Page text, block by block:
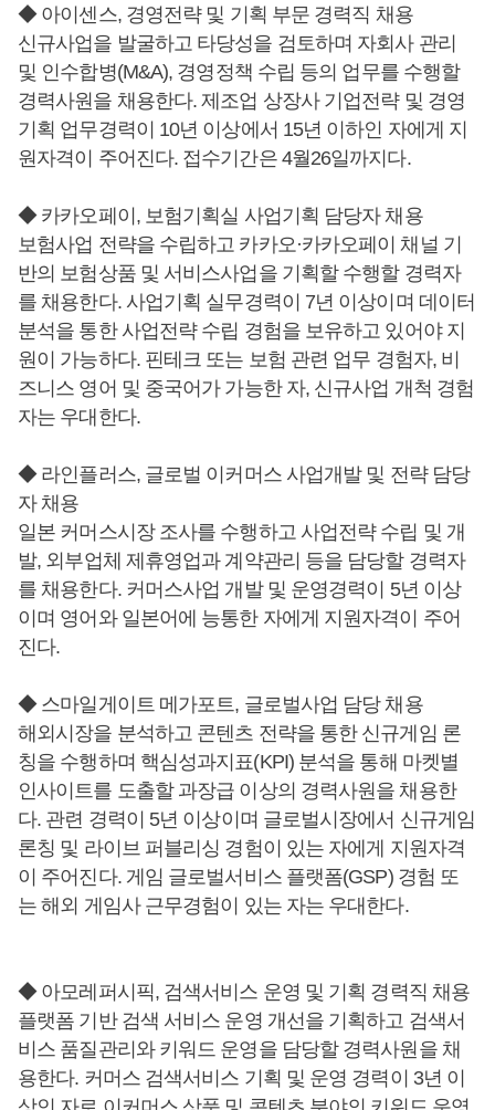
◆ 아이센스, 경영전략 및 기획 부문 경력직 채용
신규사업을 발굴하고 타당성을 검토하며 자회사 관리
및 인수합병(M&A), 경영정책 수립 등의 업무를 수행할
경력사원을 채용한다. 제조업 상장사 기업전략 및 경영
기획 업무경력이 10년 이상에서 15년 이하인 자에게 지
원자격이 주어진다. 접수기간은 4월26일까지다.
◆ 카카오페이, 보험기획실 사업기획 담당자 채용
보험사업 전략을 수립하고 카카오·카카오페이 채널 기
반의 보험상품 및 서비스사업을 기획할 수행할 경력자
를 채용한다. 사업기획 실무경력이 7년 이상이며 데이터
분석을 통한 사업전략 수립 경험을 보유하고 있어야 지
원이 가능하다. 핀테크 또는 보험 관련 업무 경험자, 비
즈니스 영어 및 중국어가 가능한 자, 신규사업 개척 경험
자는 우대한다.
◆ 라인플러스, 글로벌 이커머스 사업개발 및 전략 담당
자 채용
일본 커머스시장 조사를 수행하고 사업전략 수립 및 개
발, 외부업체 제휴영업과 계약관리 등을 담당할 경력자
를 채용한다. 커머스사업 개발 및 운영경력이 5년 이상
이며 영어와 일본어에 능통한 자에게 지원자격이 주어
진다.
◆ 스마일게이트 메가포트, 글로벌사업 담당 채용
해외시장을 분석하고 콘텐츠 전략을 통한 신규게임 론
칭을 수행하며 핵심성과지표(KPI) 분석을 통해 마켓별
인사이트를 도출할 과장급 이상의 경력사원을 채용한
다. 관련 경력이 5년 이상이며 글로벌시장에서 신규게임
론칭 및 라이브 퍼블리싱 경험이 있는 자에게 지원자격
이 주어진다. 게임 글로벌서비스 플랫폼(GSP) 경험 또
는 해외 게임사 근무경험이 있는 자는 우대한다.
◆ 아모레퍼시픽, 검색서비스 운영 및 기획 경력직 채용
플랫폼 기반 검색 서비스 운영 개선을 기획하고 검색서
비스 품질관리와 키워드 운영을 담당할 경력사원을 채
용한다. 커머스 검색서비스 기획 및 운영 경력이 3년 이